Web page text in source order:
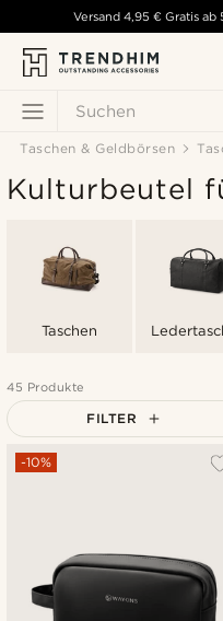
Suchen
Versand 4,95 € Gratis ab
Taschen & Geldbörsen
Kulturbeutel
Taschen
45 Produkte
FILTER
-10%